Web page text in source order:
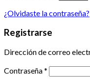
¿Olvidaste la contraseña?
Registrarse
Dirección de correo
Contraseña*